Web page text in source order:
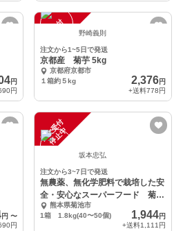
円
円
注
文
受
付
停
止 野崎義則
注文から1~5日で発送
京都産 菊芋 5kg
京都府京都市
１箱約５kg
2,376円
+送料778円
円 〜
円
注
文
受
付
停
止
中
坂本忠弘
注文から3~7日で発送
無農薬、無化学肥料で栽培した安
全・安心なスーパーフード 菊
芋熊本県菊池市
1箱 1.8kg(40〜50個)
1,944円
+送料1,111円